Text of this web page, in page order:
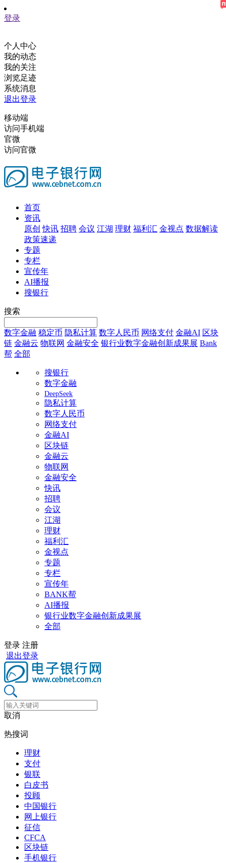
登录
个人中心
我的动态
我的关注
浏览足迹
系统消息
退出登录
移动端
访问手机端
官微
访问官微
首页
资讯
原创 快讯 招聘 会议 江湖 理财 福利汇 金视点 数据解读
政策速递
专题
专栏
宣传年
AI播报
搜银行
搜索
数字金融 稳定币 隐私计算 数字人民币 网络支付 金融AI 区块
链 金融云 物联网 金融安全 银行业数字金融创新成果展 Bank
帮 全部
搜银行
数字金融
DeepSeek
隐私计算
数字人民币
网络支付
金融AI
区块链
金融云
物联网
金融安全
快讯
招聘
会议
江湖
理财
福利汇
金视点
专题
专栏
宣传年
BANK帮
AI播报
银行业数字金融创新成果展
全部
登录 注册
退出登录
取消
热搜词
理财
支付
银联
白皮书
投顾
中国银行
网上银行
征信
CFCA
区块链
手机银行